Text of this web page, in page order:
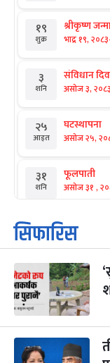
१९
शुक्र
श्रीकृष्ण
भाद्र १९, २०८३
३
शनि
संविधान
असोज ३, २०८३
२५
आइत
घटस्थापना
असोज २५,
३१
शनि
फूलपाती
असोज ३१ ,
१
आइत
कार्तिक
कार्तिक १, २०८३
३
मंगल
महानवमी
कार्तिक ३,
४
बुध कार्तिक ४,
सिफारिस